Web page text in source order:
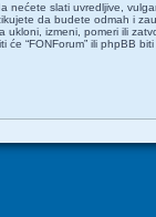
nećete slati uvredljive,
da budete odmah i
ukloni, izmeni, pomeri ili
će “FONForum” ili phpBB